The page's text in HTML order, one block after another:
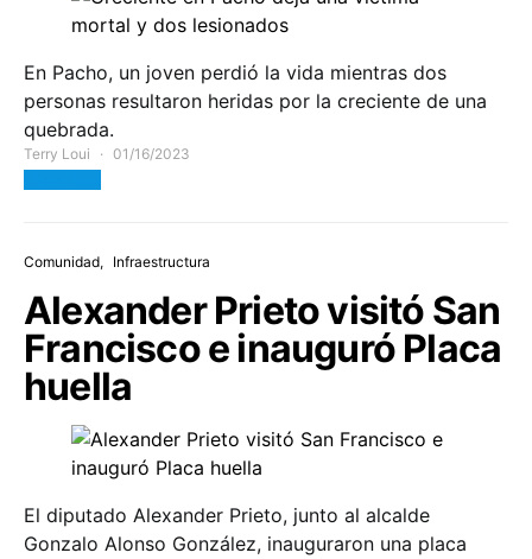
En Pacho, un joven perdió la vida mientras dos
personas resultaron heridas por la creciente de una
quebrada.
Terry Loui 01/16/2023
Comunidad Infraestructura
Alexander Prieto visitó San
Francisco e inauguró Placa
huella
El diputado Alexander Prieto, junto al alcalde
Gonzalo Alonso González, inauguraron una placa